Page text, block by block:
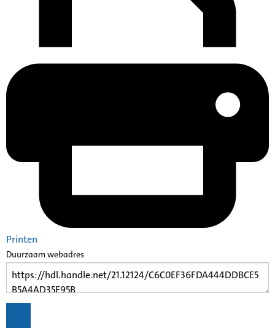
Printen
Duurzaam webadres